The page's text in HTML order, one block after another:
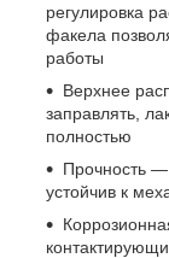
регулировка
факела
работы
Верхнее
заправлять,
полностью
Прочность
устойчив к